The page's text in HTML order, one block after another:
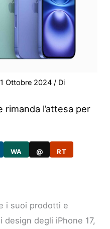
1 Ottobre 2024/ Di
rimanda l’attesa per
WA @ RT
i suoi prodotti e
degli iPhone 17,